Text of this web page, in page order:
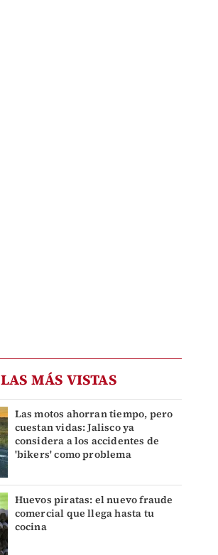
LAS MÁS VISTAS
Las motos ahorran tiempo, pero
cuestan vidas: Jalisco ya
considera a los accidentes de
'bikers' como problema
Huevos piratas: el nuevo fraude
comercial que llega hasta tu
cocina